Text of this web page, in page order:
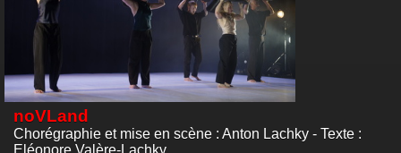
noVLand
Chorégraphie et mise en scène : Anton Lachky - Texte :
Eléonore Valère-Lachky